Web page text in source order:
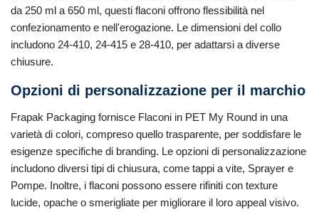
da 250 ml a 650 ml, questi flaconi offrono flessibilità nel
confezionamento e nell'erogazione. Le dimensioni del collo
includono 24-410, 24-415 e 28-410, per adattarsi a diverse
chiusure.
Opzioni di personalizzazione per il marchio
Frapak Packaging fornisce Flaconi in PET My Round in una
varietà di colori, compreso quello trasparente, per soddisfare le
esigenze specifiche di branding. Le opzioni di personalizzazione
includono diversi tipi di chiusura, come tappi a vite, Sprayer e
Pompe. Inoltre, i flaconi possono essere rifiniti con texture
lucide, opache o smerigliate per migliorare il loro appeal visivo.